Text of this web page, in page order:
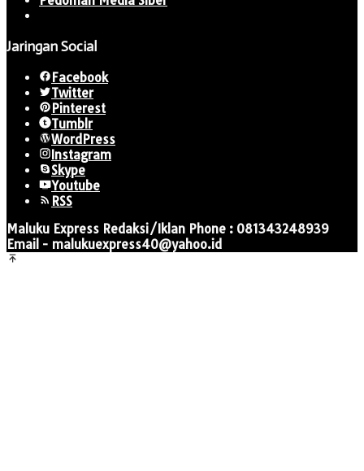
Jaringan Social
Facebook
Twitter
Pinterest
Tumblr
WordPress
Instagram
Skype
Youtube
RSS
Maluku Express Redaksi/Iklan Phone : 081343248939
Email - malukuexpress40@yahoo.id